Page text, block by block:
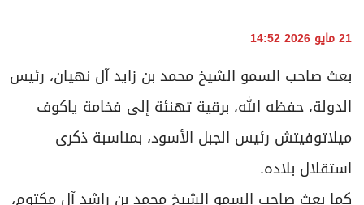
21 مايو 2026 14:52
بعث صاحب السمو الشيخ محمد بن زايد آل نهيان، رئيس
الدولة، حفظه الله، برقية تهنئة إلى فخامة ياكوف
ميلاتوفيتش رئيس الجبل الأسود، بمناسبة ذكرى
استقلال بلاده.